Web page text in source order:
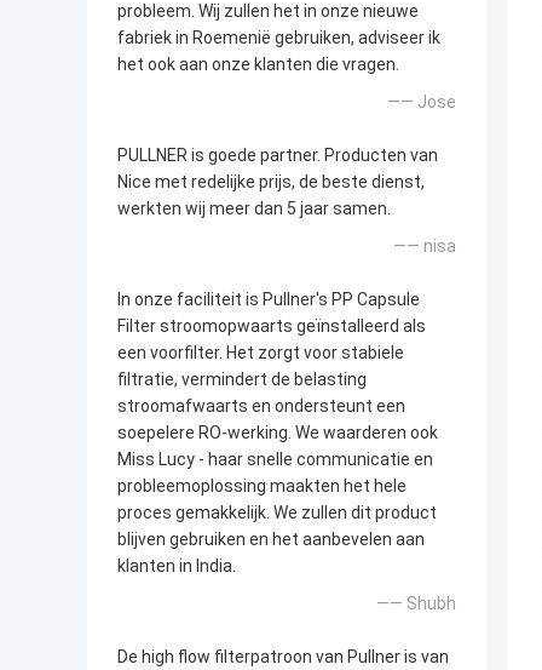
probleem. Wij zullen het in onze nieuwe
fabriek in Roemenië gebruiken, adviseer ik
het ook aan onze klanten die vragen.
—— Jose
PULLNER is goede partner. Producten van
Nice met redelijke prijs, de beste dienst,
werkten wij meer dan 5 jaar samen.
—— nisa
In onze faciliteit is Pullner's PP Capsule
Filter stroomopwaarts geïnstalleerd als
een voorfilter. Het zorgt voor stabiele
filtratie, vermindert de belasting
stroomafwaarts en ondersteunt een
soepelere RO-werking. We waarderen ook
Miss Lucy - haar snelle communicatie en
probleemoplossing maakten het hele
proces gemakkelijk. We zullen dit product
blijven gebruiken en het aanbevelen aan
klanten in India.
—— Shubh
De high flow filterpatroon van Pullner is van